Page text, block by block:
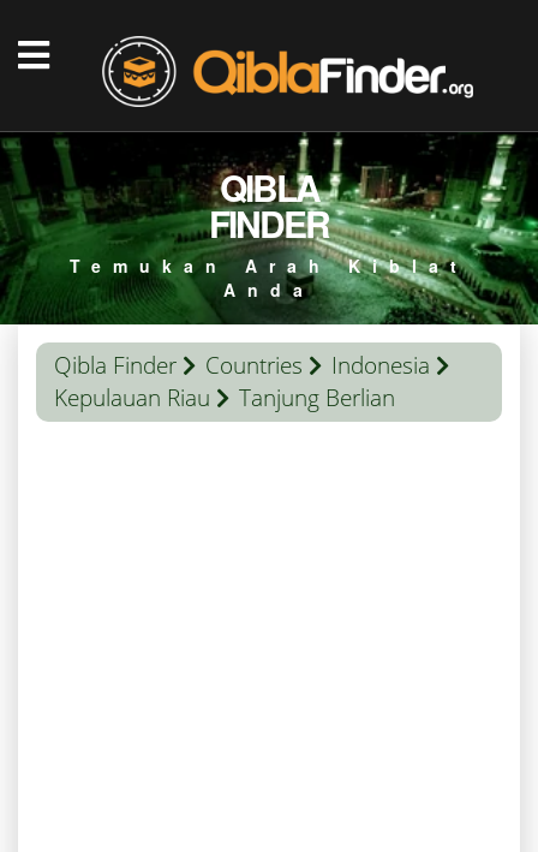
QIBLA
FINDER
Temukan Arah Kiblat
Anda
Qibla Finder Countries
Indonesia
Kepulauan Riau
Tanjung Berlian